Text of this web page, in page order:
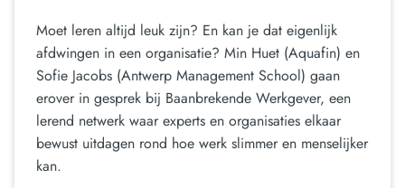
Moet leren altijd leuk zijn? En kan je dat eigenlijk
afdwingen in een organisatie? Min Huet (Aquafin) en
Sofie Jacobs (Antwerp Management School) gaan
erover in gesprek bij Baanbrekende Werkgever, een
lerend netwerk waar experts en organisaties elkaar
bewust uitdagen rond hoe werk slimmer en menselijker
kan.